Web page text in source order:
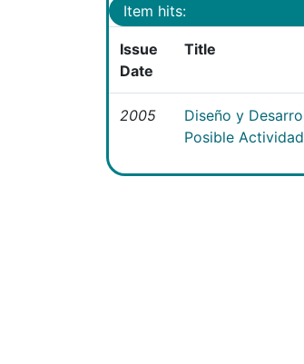
Item hits:
Issue
Date
Title
2005
Diseño y
Posible